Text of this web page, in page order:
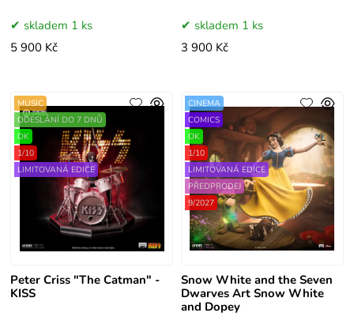
skladem 1 ks
5 900 Kč
skladem 1 ks
3 900 Kč
Peter Criss "The Catman" -
KISS
MUSIC
ODESLÁNÍ DO 7 DNŮ
OK
1/10
LIMITOVANÁ EDICE
Snow White and the Seven
Dwarves Art Snow White
and Dopey
CINEMA
COMICS
OK
1/10
LIMITOVANÁ EDICE
PŘEDPRODEJ
9/2027